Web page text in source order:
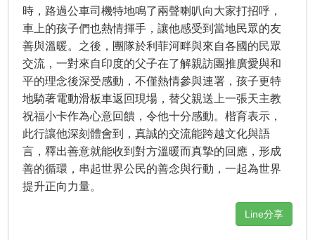
時，路過公車司機特地鳴了兩聲喇叭向大家打招呼，
車上的孩子們也熱情揮手，讓他感受到當地民眾的友
善與溫暖。之後，團隊於利菲河畔與來自各國的民眾
交流，一對來自印度的父子在了解親訪團推廣愛與和
平的理念後深受感動，不僅熱情參與連署，孩子更特
地騎著電動滑板車返回現場，替父親送上一張天主教
祝福小卡作為心意回饋，令他十分感動。楷育表示，
此行讓他深刻體會到，真誠的交流能跨越文化與語
言，釋出善意就能收到對方溫暖而真摯的回應，形成
善的循環，串起世界公民的善念與行動，一起為世界
提升正向力量。
Line分享